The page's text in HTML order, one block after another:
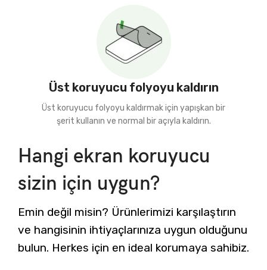
Üst koruyucu folyoyu kaldırın
Üst koruyucu folyoyu kaldırmak için yapışkan bir
şerit kullanın ve normal bir açıyla kaldırın.
Hangi ekran koruyucu
sizin için uygun?
Emin değil misin? Ürünlerimizi karşılaştırın
ve hangisinin ihtiyaçlarınıza uygun olduğunu
bulun. Herkes için en ideal korumaya sahibiz.